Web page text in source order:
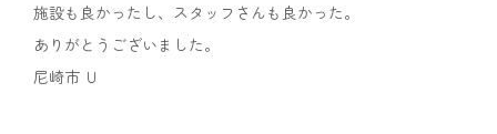
施設も良かったし、スタッフさんも良かった。
ありがとうございました。
尼崎市 Ｕ